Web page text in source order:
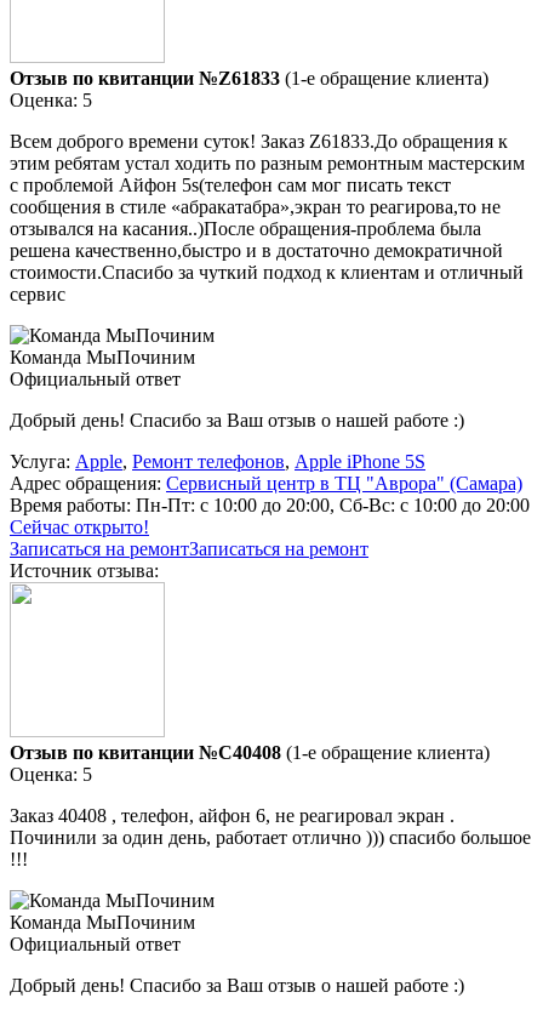
Отзыв по квитанции №Z61833 (1-е обращение клиента)
Оценка: 5
Всем доброго времени суток! Заказ Z61833.До обращения к
этим ребятам устал ходить по разным ремонтным мастерским
с проблемой Айфон 5s(телефон сам мог писать текст
сообщения в стиле «абракатабра»,экран то реагирова,то не
отзывался на касания..)После обращения-проблема была
решена качественно,быстро и в достаточно демократичной
стоимости.Спасибо за чуткий подход к клиентам и отличный
сервис
Команда МыПочиним
Официальный ответ
Добрый день! Спасибо за Ваш отзыв о нашей работе :)
Услуга: Apple, Ремонт телефонов, Apple iPhone 5S
Адрес обращения: Сервисный центр в ТЦ "Аврора" (Самара)
Время работы: Пн-Пт: с 10:00 до 20:00, Сб-Вс: с 10:00 до 20:00
Сейчас открыто!
Записаться на ремонтЗаписаться на ремонт
Источник отзыва:
Отзыв по квитанции №C40408 (1-е обращение клиента)
Оценка: 5
Заказ 40408 , телефон, айфон 6, не реагировал экран .
Починили за один день, работает отлично ))) спасибо большое
!!!
Команда МыПочиним
Официальный ответ
Добрый день! Спасибо за Ваш отзыв о нашей работе :)